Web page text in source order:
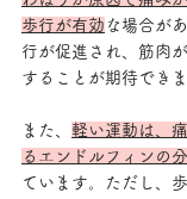
歩行が有効 な場合が
行が促進され、筋肉
することが期待できま
また、 軽い運動は、
るエンドルフィンの
ています。ただし、